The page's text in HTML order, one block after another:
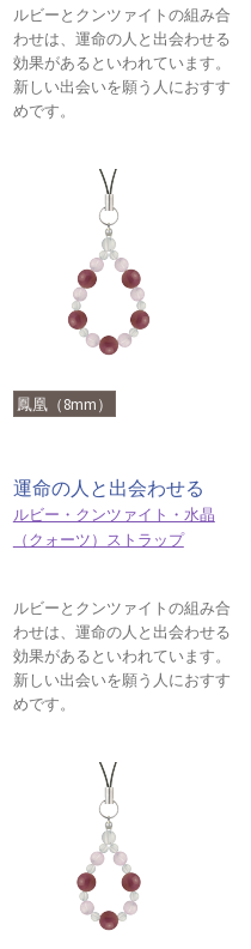
ルビーとクンツァイトの組み合
わせは、運命の人と出会わせる
効果があるといわれています。
新しい出会いを願う人におすす
めです。
鳳凰（8mm）
運命の人と出会わせる
ルビー・クンツァイト・水晶
（クォーツ）ストラップ
ルビーとクンツァイトの組み合
わせは、運命の人と出会わせる
効果があるといわれています。
新しい出会いを願う人におすす
めです。